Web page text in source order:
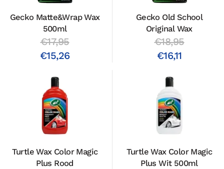
Gecko Matte&Wrap Wax
500ml
€17,95
€15,26
Gecko Old School
Original Wax
€18,95
€16,11
Turtle Wax Color Magic
Plus Rood
Turtle Wax Color Magic
Plus Wit 500ml